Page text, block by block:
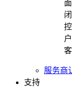
服务商
支持